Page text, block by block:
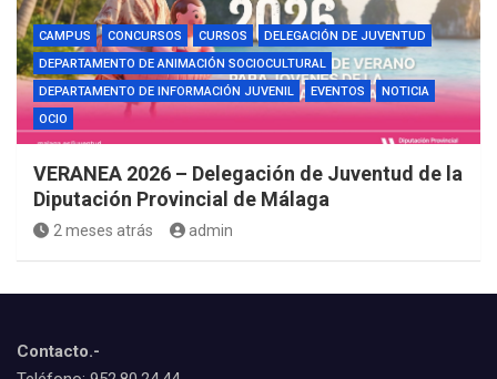
CAMPUS CONCURSOS CURSOS
DELEGACIÓN DE JUVENTUD
DEPARTAMENTO DE ANIMACIÓN SOCIOCULTURAL
DEPARTAMENTO DE INFORMACIÓN JUVENIL
EVENTOS
NOTICIA
OCIO
VERANEA 2026 – Delegación de Juventud de la
Diputación Provincial de Málaga
2 meses atrás admin
Contacto.-